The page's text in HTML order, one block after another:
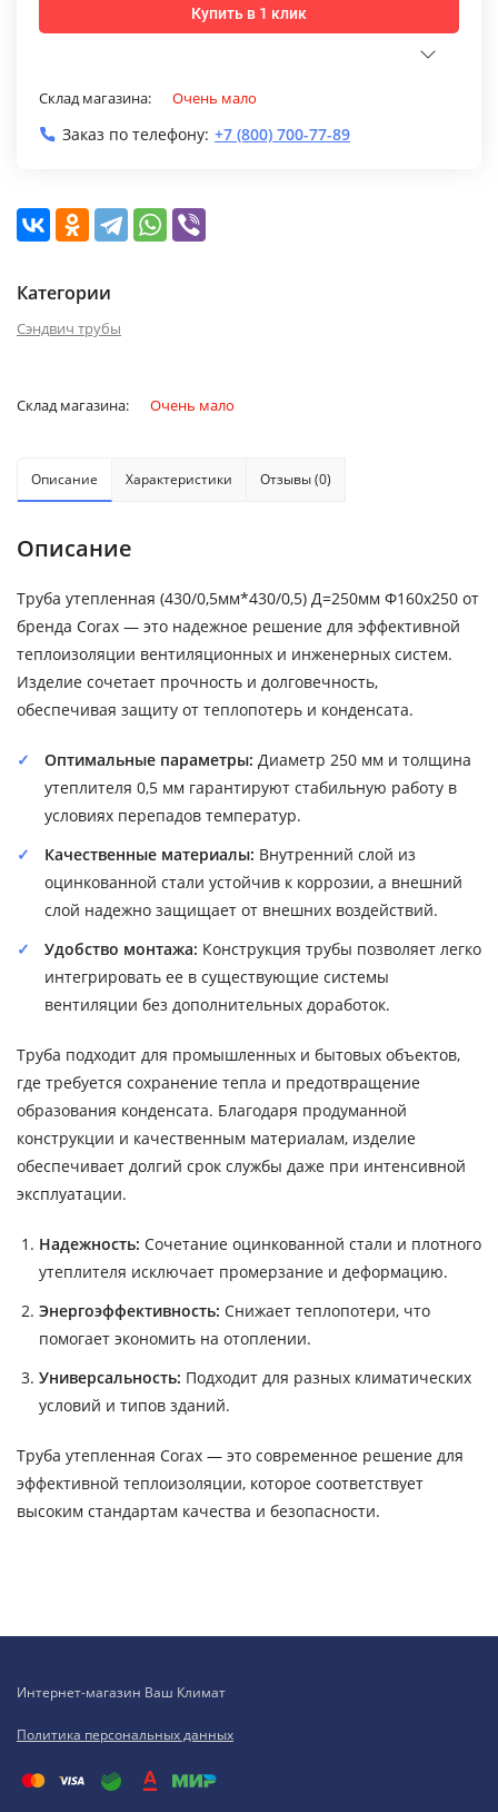
Купить в 1 клик
Склад магазина: Очень мало
Заказ по телефону: +7 (800) 700-77-89
Категории
Сэндвич трубы
Склад магазина: Очень мало
Описание Характеристики Отзывы (0)
Описание
Труба утепленная (430/0,5мм*430/0,5) Д=250мм Ф160х250 от
бренда Corax — это надежное решение для эффективной
теплоизоляции вентиляционных и инженерных систем.
Изделие сочетает прочность и долговечность,
обеспечивая защиту от теплопотерь и конденсата.
Оптимальные параметры: Диаметр 250 мм и толщина
утеплителя 0,5 мм гарантируют стабильную работу в
условиях перепадов температур.
Качественные материалы: Внутренний слой из
оцинкованной стали устойчив к коррозии, а внешний
слой надежно защищает от внешних воздействий.
Удобство монтажа: Конструкция трубы позволяет легко
интегрировать ее в существующие системы
вентиляции без дополнительных доработок.
Труба подходит для промышленных и бытовых объектов,
где требуется сохранение тепла и предотвращение
образования конденсата. Благодаря продуманной
конструкции и качественным материалам, изделие
обеспечивает долгий срок службы даже при интенсивной
эксплуатации.
Надежность: Сочетание оцинкованной стали и плотного
утеплителя исключает промерзание и деформацию.
Энергоэффективность: Снижает теплопотери, что
помогает экономить на отоплении.
Универсальность: Подходит для разных климатических
условий и типов зданий.
Труба утепленная Corax — это современное решение для
эффективной теплоизоляции, которое соответствует
высоким стандартам качества и безопасности.
Интернет-магазин Ваш Климат
Политика персональных данных